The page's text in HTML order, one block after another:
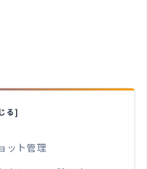
ット管理